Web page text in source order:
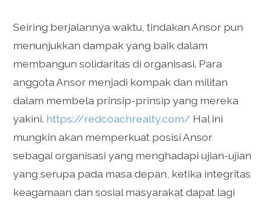
Seiring berjalannya waktu, tindakan Ansor pun
menunjukkan dampak yang baik dalam
membangun solidaritas di organisasi. Para
anggota Ansor menjadi kompak dan militan
dalam membela prinsip-prinsip yang mereka
yakini. https://redcoachrealty.com/ Hal ini
mungkin akan memperkuat posisi Ansor
sebagai organisasi yang menghadapi ujian-ujian
yang serupa pada masa depan, ketika integritas
keagamaan dan sosial masyarakat dapat lagi